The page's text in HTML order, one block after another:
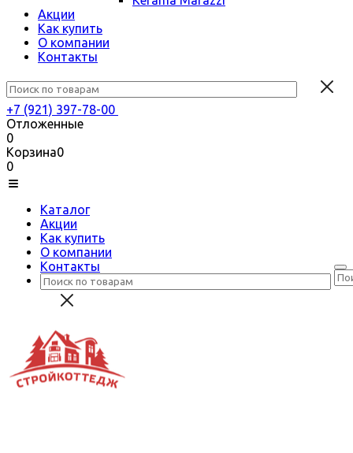
Акции
Как купить
О компании
Контакты
+7 (921) 397-78-00
Отложенные
0
Корзина0
0
Каталог
Акции
Как купить
О компании
Контакты